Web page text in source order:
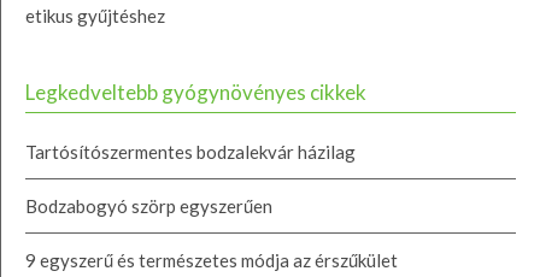
etikus gyűjtéshez
Legkedveltebb gyógynövényes cikkek
Tartósítószermentes bodzalekvár házilag
Bodzabogyó szörp egyszerűen
9 egyszerű és természetes módja az érszűkület